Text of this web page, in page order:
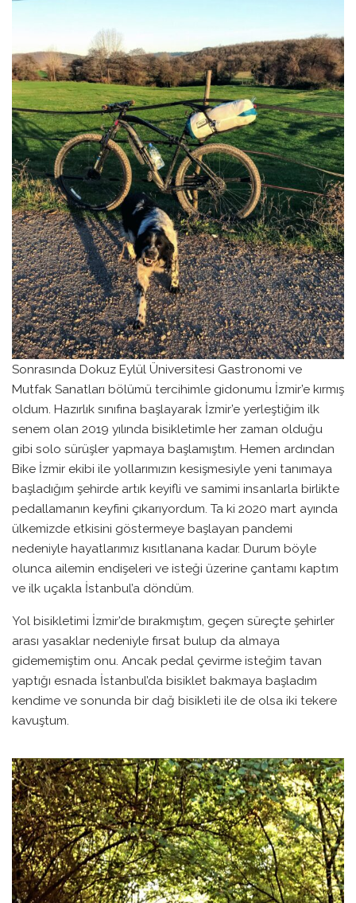
Sonrasında Dokuz Eylül Üniversitesi Gastronomi ve
Mutfak Sanatları bölümü tercihimle gidonumu İzmir’e kırmış
oldum. Hazırlık sınıfına başlayarak İzmir’e yerleştiğim ilk
senem olan 2019 yılında bisikletimle her zaman olduğu
gibi solo sürüşler yapmaya başlamıştım. Hemen ardından
Bike İzmir ekibi ile yollarımızın kesişmesiyle yeni tanımaya
başladığım şehirde artık keyifli ve samimi insanlarla birlikte
pedallamanın keyfini çıkarıyordum. Ta ki 2020 mart ayında
ülkemizde etkisini göstermeye başlayan pandemi
nedeniyle hayatlarımız kısıtlanana kadar. Durum böyle
olunca ailemin endişeleri ve isteği üzerine çantamı kaptım
ve ilk uçakla İstanbul’a döndüm.
Yol bisikletimi İzmir’de bırakmıştım, geçen süreçte şehirler
arası yasaklar nedeniyle fırsat bulup da almaya
gidememiştim onu. Ancak pedal çevirme isteğim tavan
yaptığı esnada İstanbul’da bisiklet bakmaya başladım
kendime ve sonunda bir dağ bisikleti ile de olsa iki tekere
kavuştum.